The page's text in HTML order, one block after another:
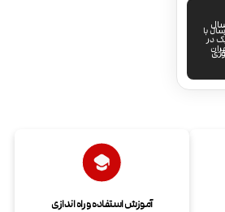
با
در
آموزش استفاده و راه اندازی